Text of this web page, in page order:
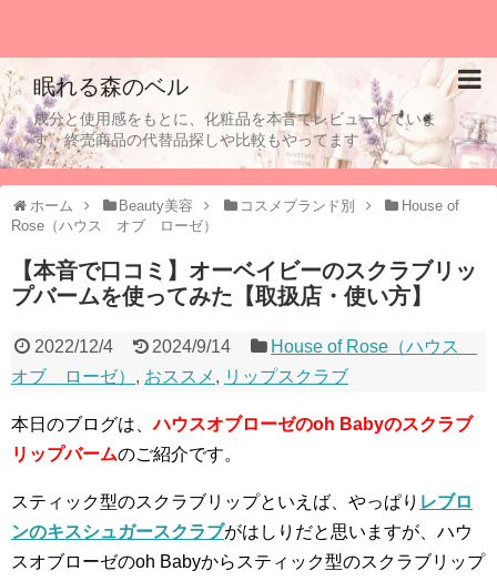
眠れる森のベル
成分と使用感をもとに、化粧品を本音でレビューしていま
す。終売商品の代替品探しや比較もやってます
ホーム Beauty美容 コスメブランド別
House of
Rose（ハウス オブ ローゼ）
【本音で口コミ】オーベイビーのスクラブリッ
プバームを使ってみた【取扱店・使い方】
2022/12/4 2024/9/14
House of Rose（ハウス
オブ ローゼ） , おススメ , リップスクラブ
本日のブログは、ハウスオブローゼのoh Babyのスクラブ
リップバームのご紹介です。
スティック型のスクラブリップといえば、やっぱり レブロ
ンのキスシュガースクラブがはしりだと思いますが、ハウ
スオブローゼのoh Babyからスティック型のスクラブリップ